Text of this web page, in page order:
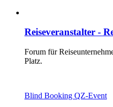
Reiseveranstalter -
Forum für
Platz.
Blind Booking QZ-Event